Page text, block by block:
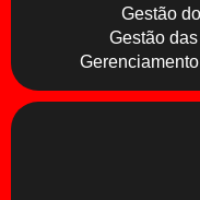
Gestão
Gestão